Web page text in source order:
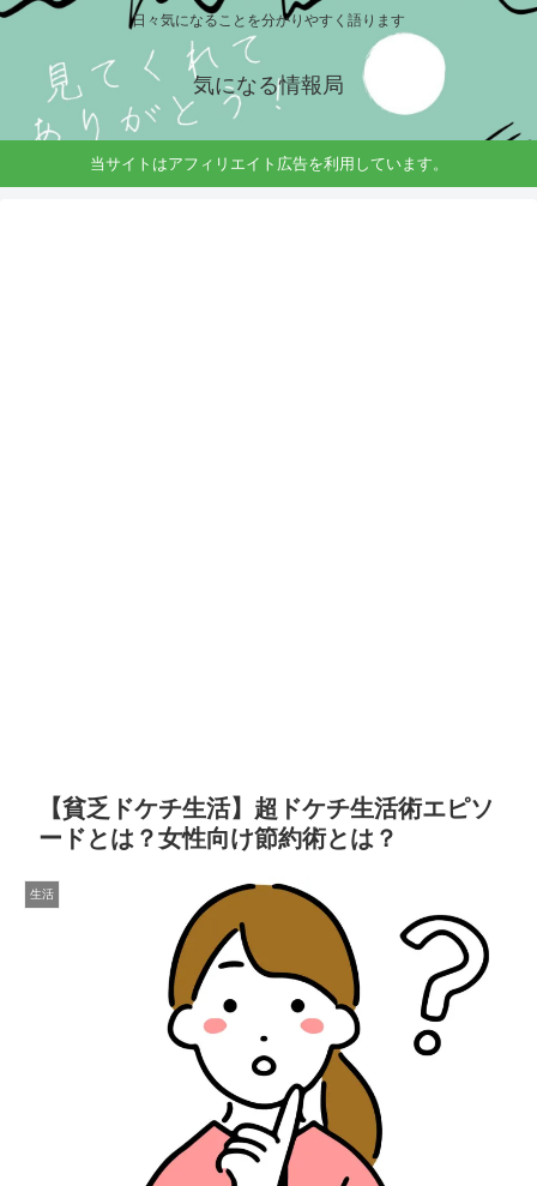
日々気になることを分かりやすく語ります
気になる情報局
当サイトはアフィリエイト広告を利用しています。
【貧乏ドケチ生活】超ドケチ生活術エピソ
ードとは？女性向け節約術とは？
生活